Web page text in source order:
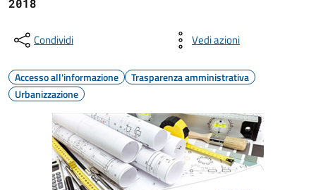
2018
Condividi Vedi azioni
Accesso all'informazione
Trasparenza amministrativa
Urbanizzazione